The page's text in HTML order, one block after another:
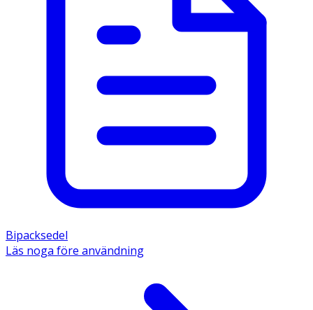
Bipacksedel
Läs noga före användning